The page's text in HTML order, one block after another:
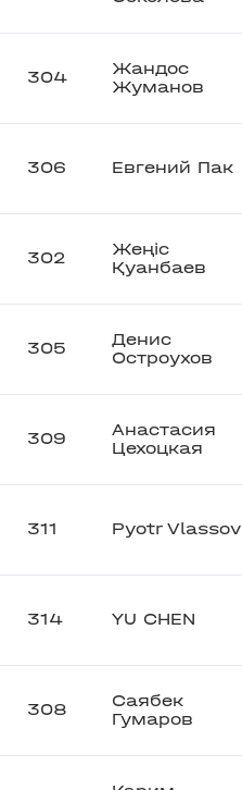
304
Жандос
Жуманов
306 Евгений Пак
302
Жеңіс
Қуанбаев
305
Денис
Остроухов
309
Анастасия
Цехоцкая
311 Pyotr Vlassov
314 YU CHEN
308
Саябек
Гумаров